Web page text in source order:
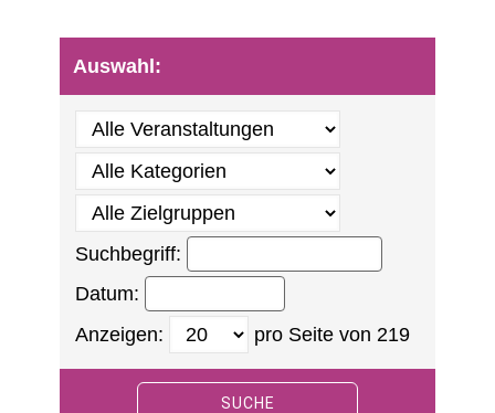
Auswahl:
Suchbegriff:
Datum:
Anzeigen:
pro Seite von 219
SUCHE